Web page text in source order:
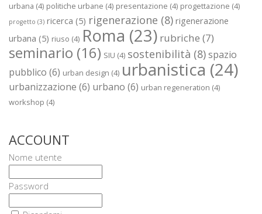
urbana (4) politiche urbane (4) presentazione (4) progettazione (4)
progetto (3) ricerca (5) rigenerazione (8) rigenerazione
urbana (5) riuso (4) Roma (23) rubriche (7)
seminario (16) SIU (4) sostenibilità (8)spazio
pubblico (6) urban design (4) urbanistica (24)
urbanizzazione (6) urbano (6) urban regeneration (4)
workshop (4)
ACCOUNT
Nome utente
Password